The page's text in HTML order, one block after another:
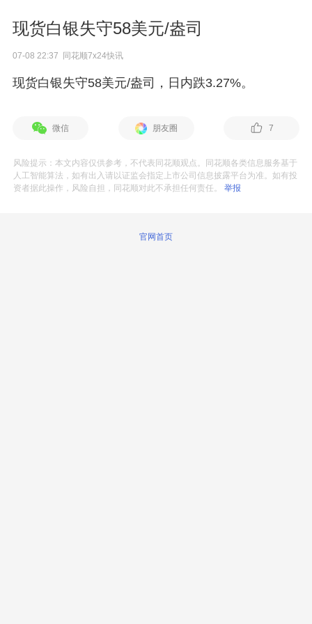
现货白银失守58美元/盎司
07-08 22:37 同花顺7x24快讯
现货白银失守58美元/盎司，日内跌3.27%。
微信 朋友圈 7
风险提示：本文内容仅供参考，不代表同花顺观点。同花顺各类信息服务基于
人工智能算法，如有出入请以证监会指定上市公司信息披露平台为准。如有投
资者据此操作，风险自担，同花顺对此不承担任何责任。举报
官网首页